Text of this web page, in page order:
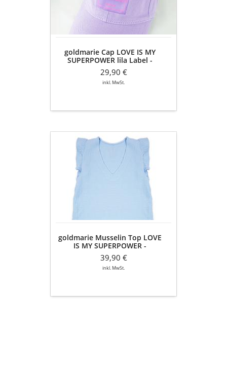
SUPERPOWER
flieder
goldmarie Cap LOVE IS MY
SUPERPOWER lila Label -
Baumwolle - flieder
29,90 €
inkl. MwSt.
goldmarie
Musselin
SUPERPOWER
himmelblau
goldmarie Musselin Top LOVE
IS MY SUPERPOWER -
himmelblau
39,90 €
inkl. MwSt.